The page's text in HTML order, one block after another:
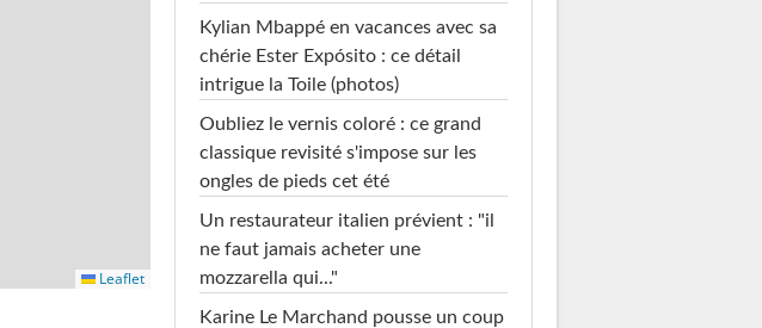
Leaflet
Kylian Mbappé en vacances avec sa
chérie Ester Expósito : ce détail
intrigue la Toile (photos)
Oubliez le vernis coloré : ce grand
classique revisité s'impose sur les
ongles de pieds cet été
Un restaurateur italien prévient : "il
ne faut jamais acheter une
mozzarella qui..."
Karine Le Marchand pousse un coup